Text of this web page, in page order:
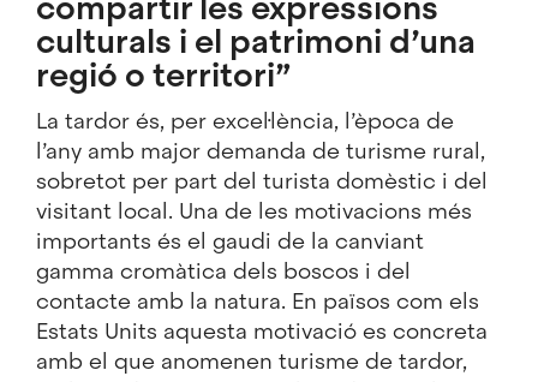
culturals i el patrimoni d’una
regió o territori”
La tardor és, per excel·lència, l’època de
l’any amb major demanda de turisme rural,
sobretot per part del turista domèstic i del
visitant local. Una de les motivacions més
importants és el gaudi de la canviant
gamma cromàtica dels boscos i del
contacte amb la natura. En països com els
Estats Units aquesta motivació es concreta
amb el que anomenen turisme de tardor,